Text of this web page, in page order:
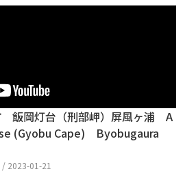
岡灯台（刑部岬）屏風ヶ浦 A
(Gyobu Cape) Byobugaura
2023-01-21